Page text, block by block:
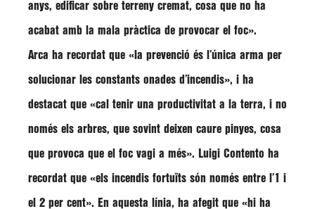
anys, edificar sobre terreny cremat, cosa que no ha
acabat amb la mala pràctica de provocar el foc».
Arca ha recordat que «la prevenció és l’única arma per
solucionar les constants onades d’incendis», i ha
destacat que «cal tenir una productivitat a la terra, i no
només els arbres, que sovint deixen caure pinyes, cosa
que provoca que el foc vagi a més». Luigi Contento ha
recordat que «els incendis fortuïts són només entre l’1 i
el 2 per cent». En aquesta línia, ha afegit que «hi ha